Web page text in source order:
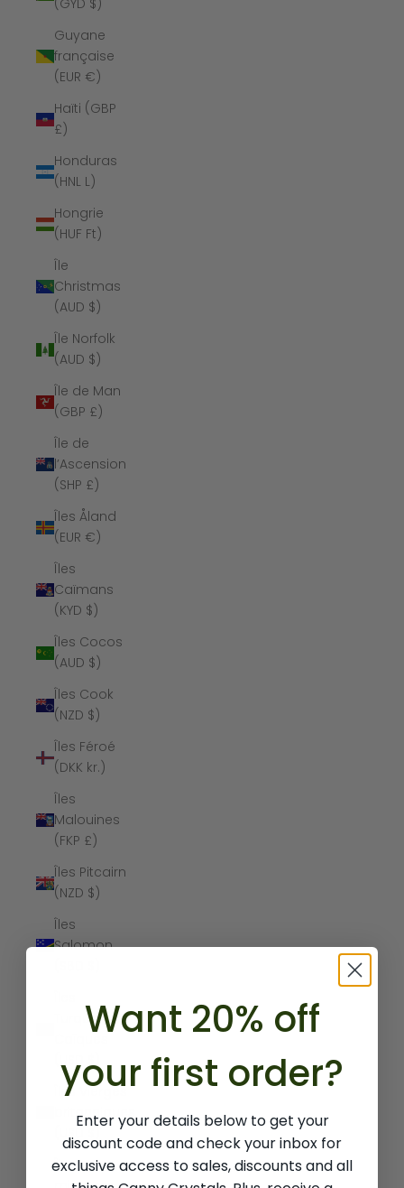
(GYD $)
Guyane
française
(EUR €)
Haïti (GBP
£)
Honduras
(HNL L)
Hongrie
(HUF Ft)
Île
Christmas
(AUD $)
Île Norfolk
(AUD $)
Île de Man
(GBP £)
Île de
l’Ascension
(SHP £)
Îles Åland
(EUR €)
Îles
Caïmans
(KYD $)
Îles Cocos
(AUD $)
Îles Cook
(NZD $)
Îles Féroé
(DKK kr.)
Îles
Malouines
(FKP £)
Îles Pitcairn
(NZD $)
Îles
Salomon
Turques-et-
Îles Vierges
britanniques
Îles
Want 20% off
your first order?
Enter your details below to get your
discount code and check your inbox for
exclusive access to sales, discounts and all